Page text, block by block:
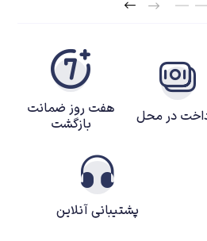
در محل
هفت روز ضمانت
بازگشت
پشتیبانی آنلاین